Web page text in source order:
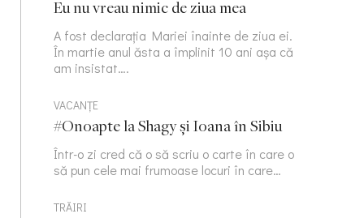
Eu nu vreau nimic de ziua mea
A fost declarația Mariei înainte de ziua ei.
În martie anul ăsta a împlinit 10 ani așa că
am insistat….
VACANȚE
#Onoapte la Shagy și Ioana în Sibiu
Într-o zi cred că o să scriu o carte în care o
să pun cele mai frumoase locuri în care…
TRĂIRI